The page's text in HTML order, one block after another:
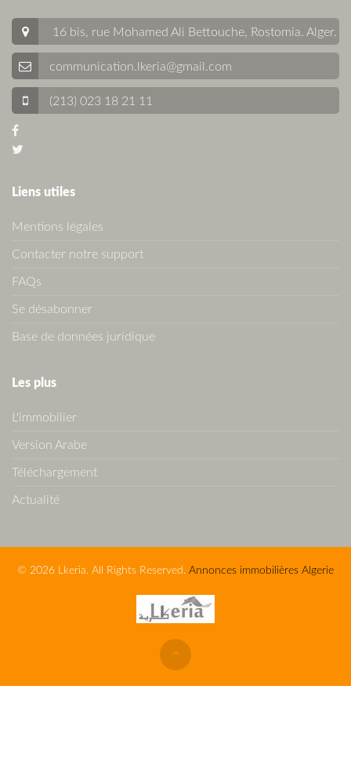
16 bis, rue Mohamed Ali Bettouche, Rostomia. Alger.
communication.lkeria@gmail.com
(213) 023 18 21 11
Liens utiles
Mentions légales
Contacter notre support
FAQs
Se désabonner
Base de données juridique
Les plus
L'immobilier
Version Arabe
Téléchargement
Actualité
© 2026 Lkeria. All Rights Reserved. Annonces immobilières Algerie